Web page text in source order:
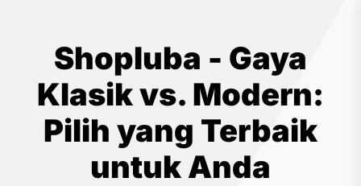
Shopluba - Gaya
Klasik vs. Modern:
Pilih yang Terbaik
untuk Anda